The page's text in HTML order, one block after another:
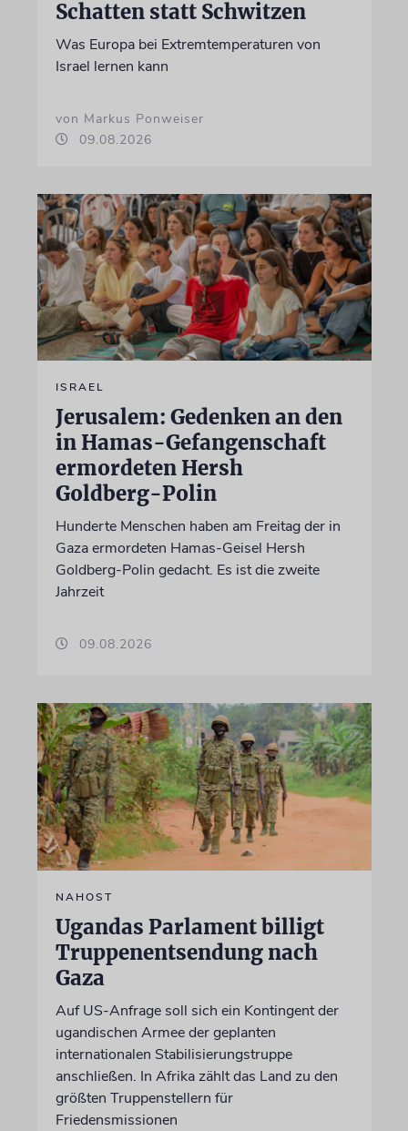
Schatten statt Schwitzen
Was Europa bei Extremtemperaturen von
Israel lernen kann
von Markus Ponweiser
09.08.2026
ISRAEL
Jerusalem: Gedenken an den
in Hamas-Gefangenschaft
ermordeten Hersh
Goldberg-Polin
Hunderte Menschen haben am Freitag der in
Gaza ermordeten Hamas-Geisel Hersh
Goldberg-Polin gedacht. Es ist die zweite
Jahrzeit
09.08.2026
NAHOST
Ugandas Parlament billigt
Truppenentsendung nach
Gaza
Auf US-Anfrage soll sich ein Kontingent der
ugandischen Armee der geplanten
internationalen Stabilisierungstruppe
anschließen. In Afrika zählt das Land zu den
größten Truppenstellern für
Friedensmissionen